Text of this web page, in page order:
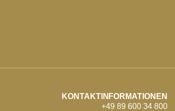
KONTAKTINFORMATIONEN
+49 89 600 34 800